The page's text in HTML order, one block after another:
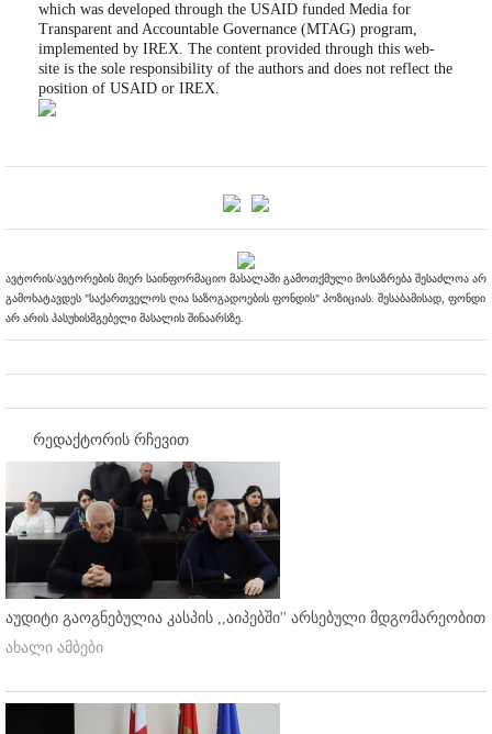
which was developed through the USAID funded Media for
Transparent and Accountable Governance (MTAG) program,
implemented by IREX. The content provided through this web-
site is the sole responsibility of the authors and does not reflect the
position of USAID or IREX.
ავტორის/ავტორების მიერ საინფორმაციო მასალაში გამოთქმული მოსაზრება შესაძლოა არ
გამოხატავდეს "საქართველოს ღია საზოგადოების ფონდის" პოზიციას. შესაბამისად, ფონდი
არ არის პასუხისმგებელი მასალის შინაარსზე.
რედაქტორის რჩევით
აუდიტი გაოგნებულია კასპის ,,აიპებში'' არსებული მდგომარეობით
ახალი ამბები